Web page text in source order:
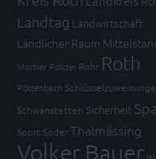
Landtag Landwirtschaft
Ländlicher Raum
Mortler Polizei Rohr Roth
Röttenbach
Schwanstetten Sicherheit
Sport SöderThalmässing
Volker Bauer